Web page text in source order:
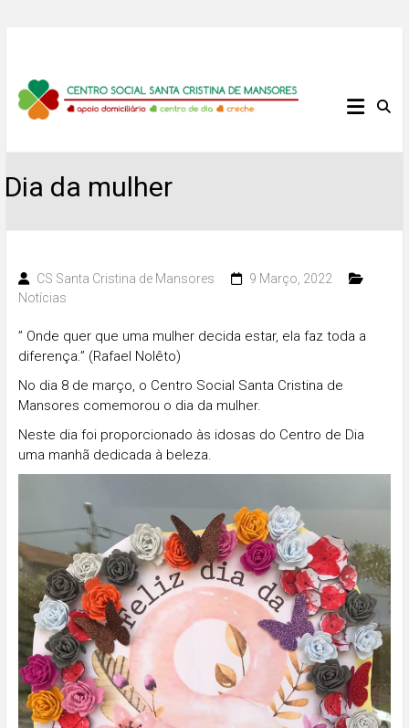
content
Centro
Santa
Cristina
de
Mansores
Dia da mulher
CS Santa Cristina de Mansores
9 Março, 2022
Notícias
” Onde quer que uma mulher decida estar, ela faz toda a
diferença.” (Rafael Nolêto)
No dia 8 de março, o Centro Social Santa Cristina de
Mansores comemorou o dia da mulher.
Neste dia foi proporcionado às idosas do Centro de Dia
uma manhã dedicada à beleza.